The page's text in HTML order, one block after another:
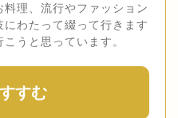
理、流行やファッション
わたって綴って行きます
うと思っています。
すむ